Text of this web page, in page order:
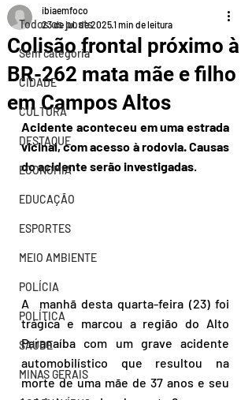
Todos os posts
Sem categoria
CIDADE
CULTURA
DESTAQUE
ECONOMIA
EDUCAÇÃO
ESPORTES
MEIO AMBIENTE
POLÍCIA
POLÍTICA
SAÚDE
MINAS GERAIS
Colisão frontal próximo à
BR-262 mata mãe e filho
em Campos Altos
ibiaemfoco
23 de jul. de 20251 min de leitura
Acidente aconteceu em uma estrada
vicinal, com acesso à rodovia. Causas
do acidente serão investigadas.
A  manhã desta quarta-feira (23) foi
trágica e marcou a região do Alto
Paranaíba com um grave acidente
automobilístico que resultou na
morte de uma mãe de 37 anos e seu